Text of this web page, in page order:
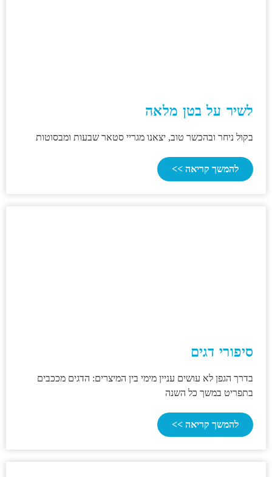
לשיר על בטן מלאה
בקול ניחר ובהכשר טוב, יצאנו מגריי סטאר שבעות ומבסוטות
להמשך קריאה >>
סיפורי דגים
בדרך הגפן לא עושים עניין מימי בין המיצרים: הדגים מככבים
בתפריט במשך כל השנה
להמשך קריאה >>